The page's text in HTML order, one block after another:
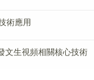
術應用
文生視頻相關核心技術